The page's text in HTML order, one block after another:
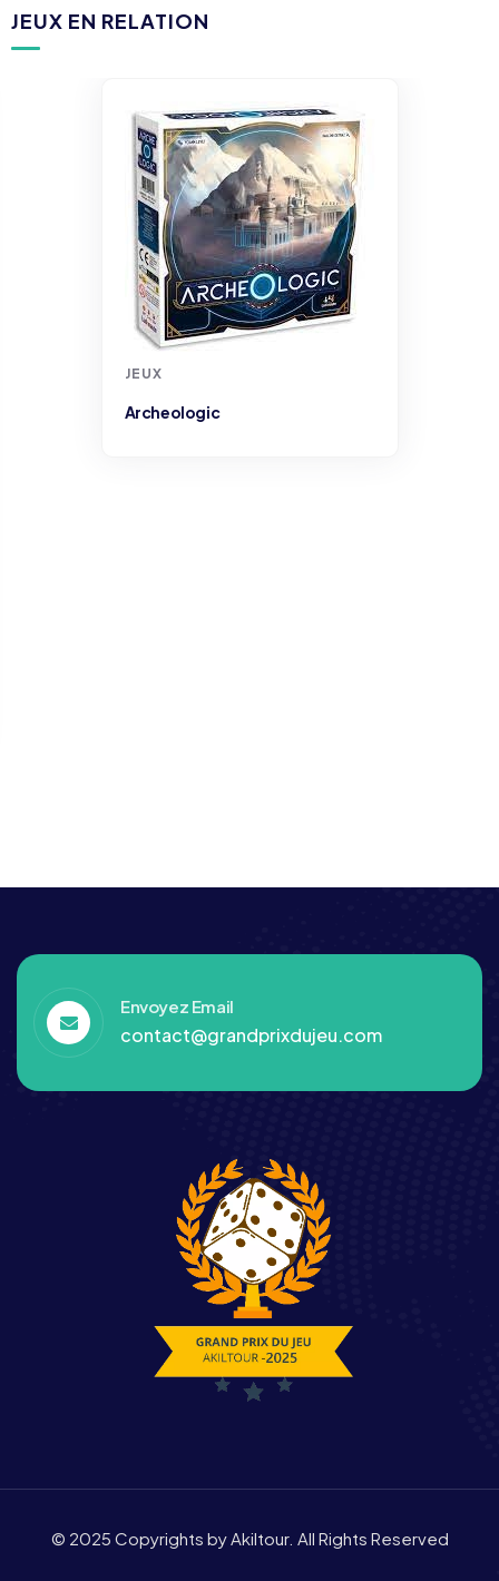
JEUX EN RELATION
JEUX
Archeologic
Envoyez Email
contact@grandprixdujeu.com
© 2025 Copyrights by Akiltour. All Rights Reserved